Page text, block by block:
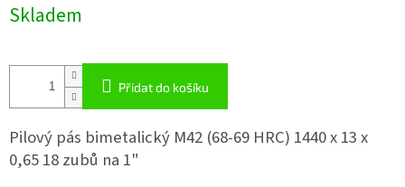
cena:
Skladem
Přidat do košíku
Pilový pás bimetalický M42 (68-69 HRC) 1440 x 13 x
0,65 18 zubů na 1"